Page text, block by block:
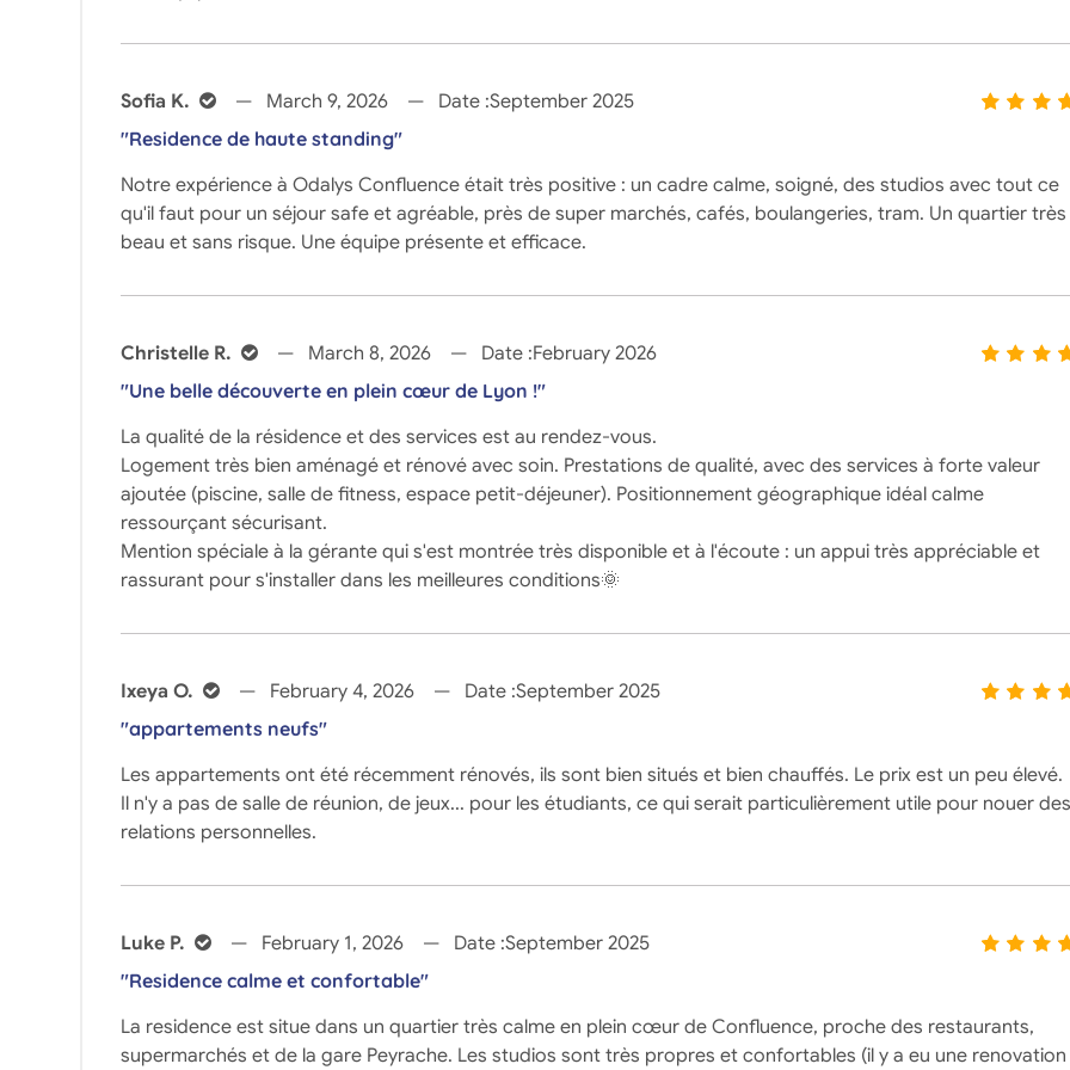
Sofia K. March 9, 2026 Date :September 2025
"Residence de haute standing"
Notre expérience à Odalys Confluence était très positive : un cadre calme, soigné, des studios avec tout ce
qu'il faut pour un séjour safe et agréable, près de super marchés, cafés, boulangeries, tram. Un quartier très
beau et sans risque. Une équipe présente et efficace.
Christelle R. March 8, 2026 Date :February 2026
"Une belle découverte en plein cœur de Lyon !"
La qualité de la résidence et des services est au rendez-vous.
Logement très bien aménagé et rénové avec soin. Prestations de qualité, avec des services à forte valeur
ajoutée (piscine, salle de fitness, espace petit-déjeuner). Positionnement géographique idéal calme
ressourçant sécurisant.
Mention spéciale à la gérante qui s'est montrée très disponible et à l'écoute : un appui très appréciable et
rassurant pour s'installer dans les meilleures conditions🌞
Ixeya O. February 4, 2026 Date :September 2025
"appartements neufs"
Les appartements ont été récemment rénovés, ils sont bien situés et bien chauffés. Le prix est un peu élevé.
Il n'y a pas de salle de réunion, de jeux... pour les étudiants, ce qui serait particulièrement utile pour nouer des
relations personnelles.
Luke P. February 1, 2026 Date :September 2025
"Residence calme et confortable"
La residence est situe dans un quartier très calme en plein cœur de Confluence, proche des restaurants,
supermarchés et de la gare Peyrache. Les studios sont très propres et confortables (il y a eu une renovation